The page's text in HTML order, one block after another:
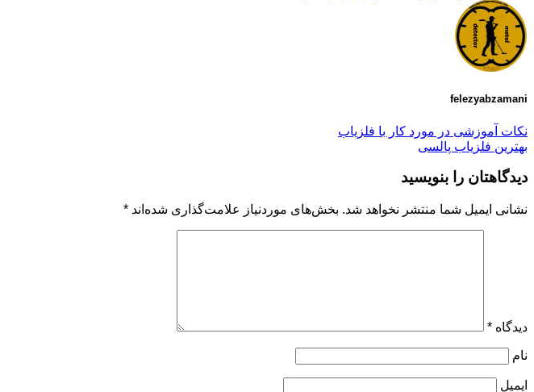
felezyabzamani
نکات آموزشی در مورد کار با فلزیاب
بهترین فلزیاب پالسی
دیدگاهتان را بنویسید
نشانی ایمیل شما منتشر نخواهد شد. بخش‌های موردنیاز علامت‌گذاری شده‌اند *
دیدگاه *
نام
ایمیل